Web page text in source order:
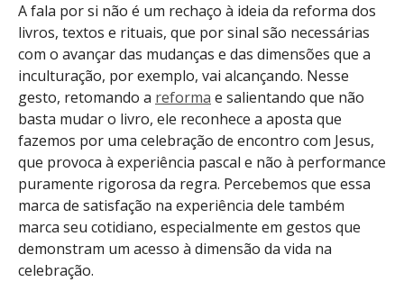
A fala por si não é um rechaço à ideia da reforma dos
livros, textos e rituais, que por sinal são necessárias
com o avançar das mudanças e das dimensões que a
inculturação, por exemplo, vai alcançando. Nesse
gesto, retomando a reforma e salientando que não
basta mudar o livro, ele reconhece a aposta que
fazemos por uma celebração de encontro com Jesus,
que provoca à experiência pascal e não à performance
puramente rigorosa da regra. Percebemos que essa
marca de satisfação na experiência dele também
marca seu cotidiano, especialmente em gestos que
demonstram um acesso à dimensão da vida na
celebração.